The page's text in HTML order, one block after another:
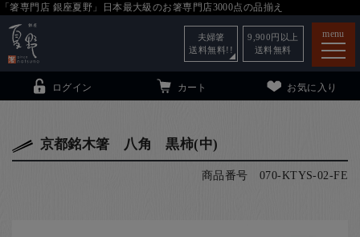
「箸専門店 銀座夏野」日本最大級のお箸専門店3000点の品揃え
menu
ログイン カート お気に入り
夫婦箸
送料無料!!
9,900 円以上
送料無料
京都銘木箸 八角 黒柿(中)
商品番号 070-KTYS-02-FE